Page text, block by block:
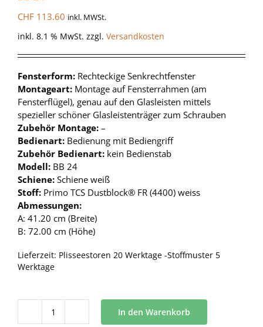
CHF 113.60 inkl. MWSt.
inkl. 8.1 % MwSt. zzgl. Versandkosten
Fensterform: Rechteckige Senkrechtfenster
Montageart: Montage auf Fensterrahmen (am
Fensterflügel), genau auf den Glasleisten mittels
spezieller schöner Glasleistenträger zum Schrauben
Zubehör Montage: –
Bedienart: Bedienung mit Bediengriff
Zubehör Bedienart: kein Bedienstab
Modell: BB 24
Schiene: Schiene weiß
Stoff: Primo TCS Dustblock® FR (4400) weiss
Abmessungen:
A: 41.20 cm (Breite)
B: 72.00 cm (Höhe)
Lieferzeit: Plisseestoren 20 Werktage -Stoffmuster 5
Werktage
BB
In den Warenkorb